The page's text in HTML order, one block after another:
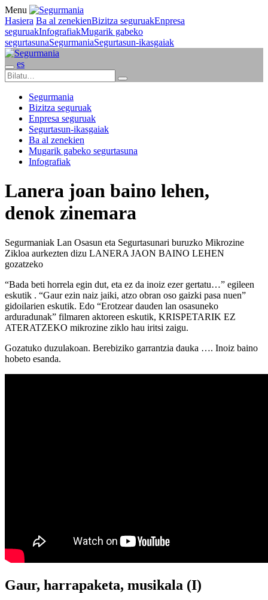
Menu
Hasiera Ba al zenekienBizitza seguruakEnpresa
seguruakInfografiakMugarik gabeko
segurtasunaSegurmaniaSegurtasun-ikasgaiak
es
Segurmania
Bizitza seguruak
Enpresa seguruak
Segurtasun-ikasgaiak
Ba al zenekien
Mugarik gabeko segurtasuna
Infografiak
Lanera joan baino lehen,
denok zinemara
Segurmaniak Lan Osasun eta Segurtasunari buruzko Mikrozine
Zikloa aurkezten dizu LANERA JAON BAINO LEHEN
gozatzeko
“Bada beti horrela egin dut, eta ez da inoiz ezer gertatu…” egileen
eskutik . “Gaur ezin naiz jaiki, atzo obran oso gaizki pasa nuen”
gidoilarien eskutik. Edo “Erotzear dauden lan osasuneko
arduradunak” filmaren aktoreen eskutik, KRISPETARIK EZ
ATERATZEKO mikrozine ziklo hau iritsi zaigu.
Gozatuko duzulakoan. Berebiziko garrantzia dauka …. Inoiz baino
hobeto esanda.
Gaur, harrapaketa, musikala (I)